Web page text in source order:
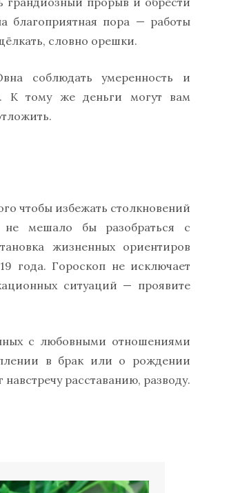
благоприятная пора — работы
словно орешки.
соблюдать умеренность и
К тому же деньги могут вам
чтобы избежать столкновений
мешало бы разобраться с
жизненных ориентиров
года. Гороскоп не исключает
ситуаций — проявите
с любовными отношениями
в брак или о рождении
расставанию, разводу.